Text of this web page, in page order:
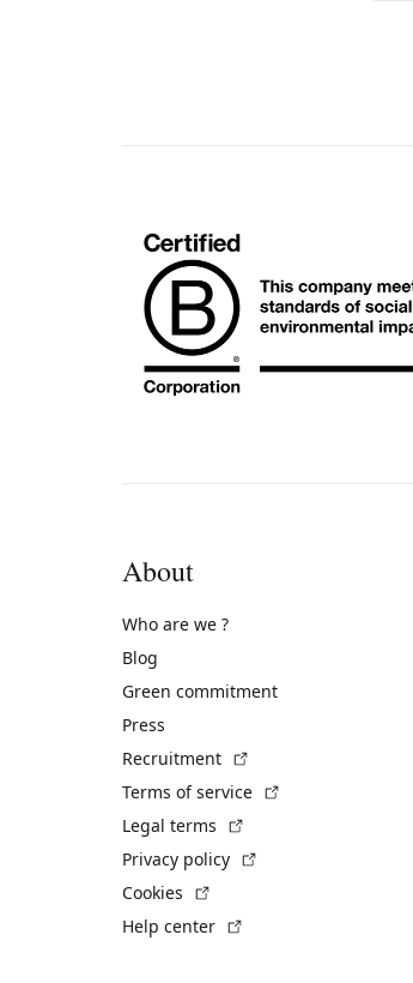
About
Who are we ?
Blog
Green commitment
Press
Recruitment
Terms of service
Legal terms
Privacy policy
Cookies
Help center